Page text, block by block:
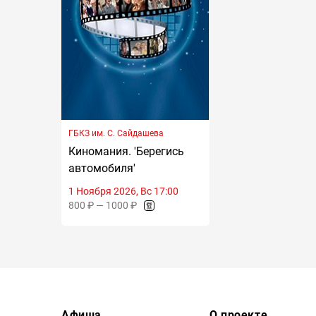
ГБКЗ им. С. Сайдашева
Киномания. 'Берегись
автомобиля'
1 Ноября 2026, Вс 17:00
800 ₽ — 1000 ₽